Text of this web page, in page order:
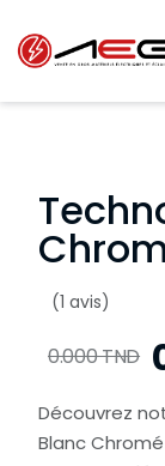
(1 avis)
0.000 TND
Découvrez
Blanc